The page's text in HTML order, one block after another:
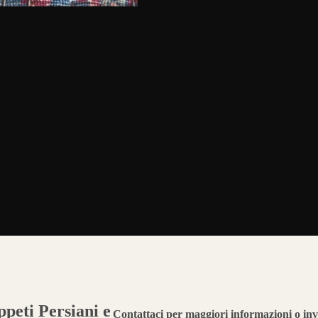
Persiani e Contattaci per maggiori informazioni o